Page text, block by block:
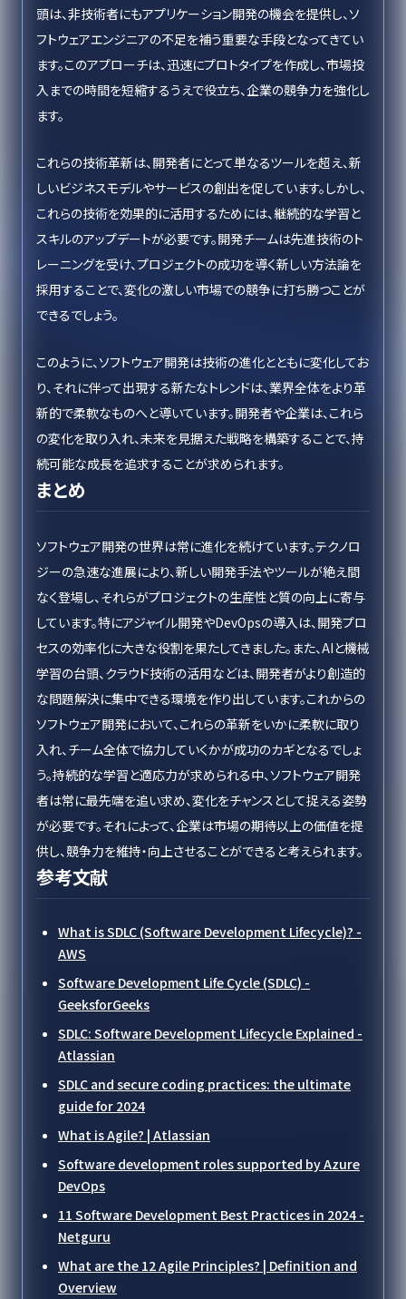
頭は、非技術者にもアプリケーション開発の機会を提供し、ソ
フトウェアエンジニアの不足を補う重要な手段となってきてい
ます。このアプローチは、迅速にプロトタイプを作成し、市場投
入までの時間を短縮するうえで役立ち、企業の競争力を強化し
ます。
これらの技術革新は、開発者にとって単なるツールを超え、新
しいビジネスモデルやサービスの創出を促しています。しかし、
これらの技術を効果的に活用するためには、継続的な学習と
スキルのアップデートが必要です。開発チームは先進技術のト
レーニングを受け、プロジェクトの成功を導く新しい方法論を
採用することで、変化の激しい市場での競争に打ち勝つことが
できるでしょう。
このように、ソフトウェア開発は技術の進化とともに変化してお
り、それに伴って出現する新たなトレンドは、業界全体をより革
新的で柔軟なものへと導いています。開発者や企業は、これら
の変化を取り入れ、未来を見据えた戦略を構築することで、持
続可能な成長を追求することが求められます。
まとめ
ソフトウェア開発の世界は常に進化を続けています。テクノロ
ジーの急速な進展により、新しい開発手法やツールが絶え間
なく登場し、それらがプロジェクトの生産性と質の向上に寄与
しています。特にアジャイル開発やDevOpsの導入は、開発プロ
セスの効率化に大きな役割を果たしてきました。また、AIと機械
学習の台頭、クラウド技術の活用などは、開発者がより創造的
な問題解決に集中できる環境を作り出しています。これからの
ソフトウェア開発において、これらの革新をいかに柔軟に取り
入れ、チーム全体で協力していくかが成功のカギとなるでしょ
う。持続的な学習と適応力が求められる中、ソフトウェア開発
者は常に最先端を追い求め、変化をチャンスとして捉える姿勢
が必要です。それによって、企業は市場の期待以上の価値を提
供し、競争力を維持・向上させることができると考えられます。
参考文献
What is SDLC (Software Development Lifecycle)? -
AWS
Software Development Life Cycle (SDLC) -
GeeksforGeeks
SDLC: Software Development Lifecycle Explained -
Atlassian
SDLC and secure coding practices: the ultimate
guide for 2024
What is Agile? | Atlassian
Software development roles supported by Azure
DevOps
11 Software Development Best Practices in 2024 -
Netguru
What are the 12 Agile Principles? | Definition and
Overview